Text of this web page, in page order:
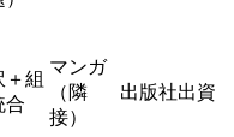
＋組
合
マンガ
（隣
接）
出版社出資